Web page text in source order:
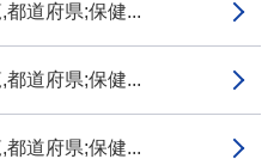
道府県;保健...
道府県;保健...
道府県;保健...